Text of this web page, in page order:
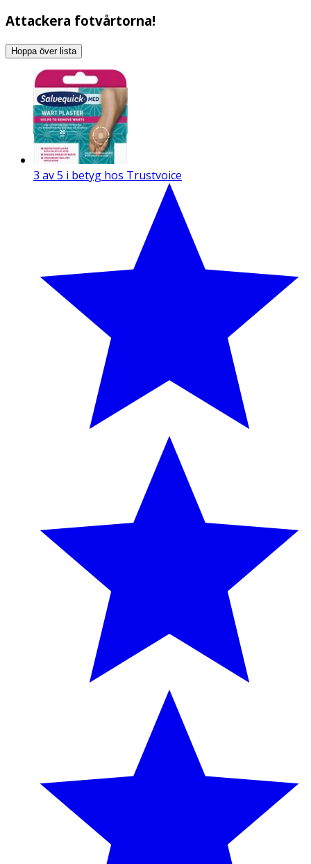
Attackera fotvårtorna!
Hoppa över lista
3 av 5 i betyg hos Trustvoice